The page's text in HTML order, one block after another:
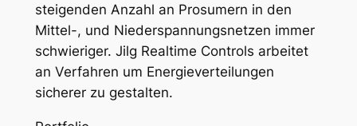
steigenden Anzahl an Prosumern in den
Mittel-, und Niederspannungsnetzen immer
schwieriger. Jilg Realtime Controls arbeitet
an Verfahren um Energieverteilungen
sicherer zu gestalten.